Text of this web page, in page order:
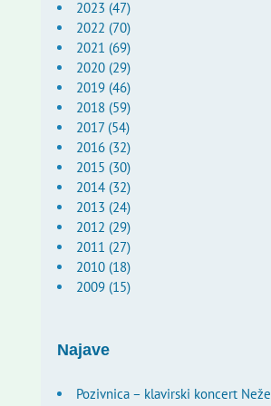
2023 (47)
2022 (70)
2021 (69)
2020 (29)
2019 (46)
2018 (59)
2017 (54)
2016 (32)
2015 (30)
2014 (32)
2013 (24)
2012 (29)
2011 (27)
2010 (18)
2009 (15)
Najave
Pozivnica – klavirski koncert Neže